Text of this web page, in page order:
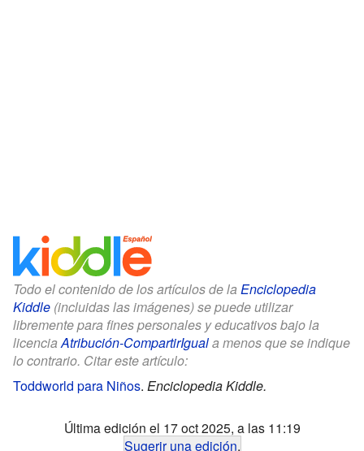
Todo el contenido de los artículos de la Enciclopedia
Kiddle (incluidas las imágenes) se puede utilizar
libremente para fines personales y educativos bajo la
licenciaAtribución-CompartirIguala menos que se indique
lo contrario. Citar este artículo:
Toddworld para Niños. Enciclopedia Kiddle.
Última edición el 17 oct 2025, a las 11:19
Sugerir una edición.